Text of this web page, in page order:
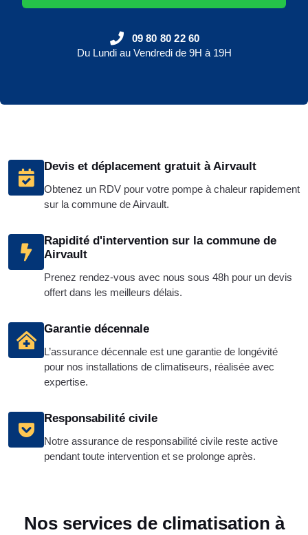
Devis et déplacement gratuit à Airvault
Obtenez un RDV pour votre pompe à chaleur rapidement
sur la commune de Airvault.
Rapidité d'intervention sur la commune de
Airvault
Prenez rendez-vous avec nous sous 48h pour un devis
offert dans les meilleurs délais.
Garantie décennale
L’assurance décennale est une garantie de longévité
pour nos installations de climatiseurs, réalisée avec
expertise.
Responsabilité civile
Notre assurance de responsabilité civile reste active
pendant toute intervention et se prolonge après.
09 80 80 22 60
Du Lundi au Vendredi de 9H à 19H
Nos services de climatisation à